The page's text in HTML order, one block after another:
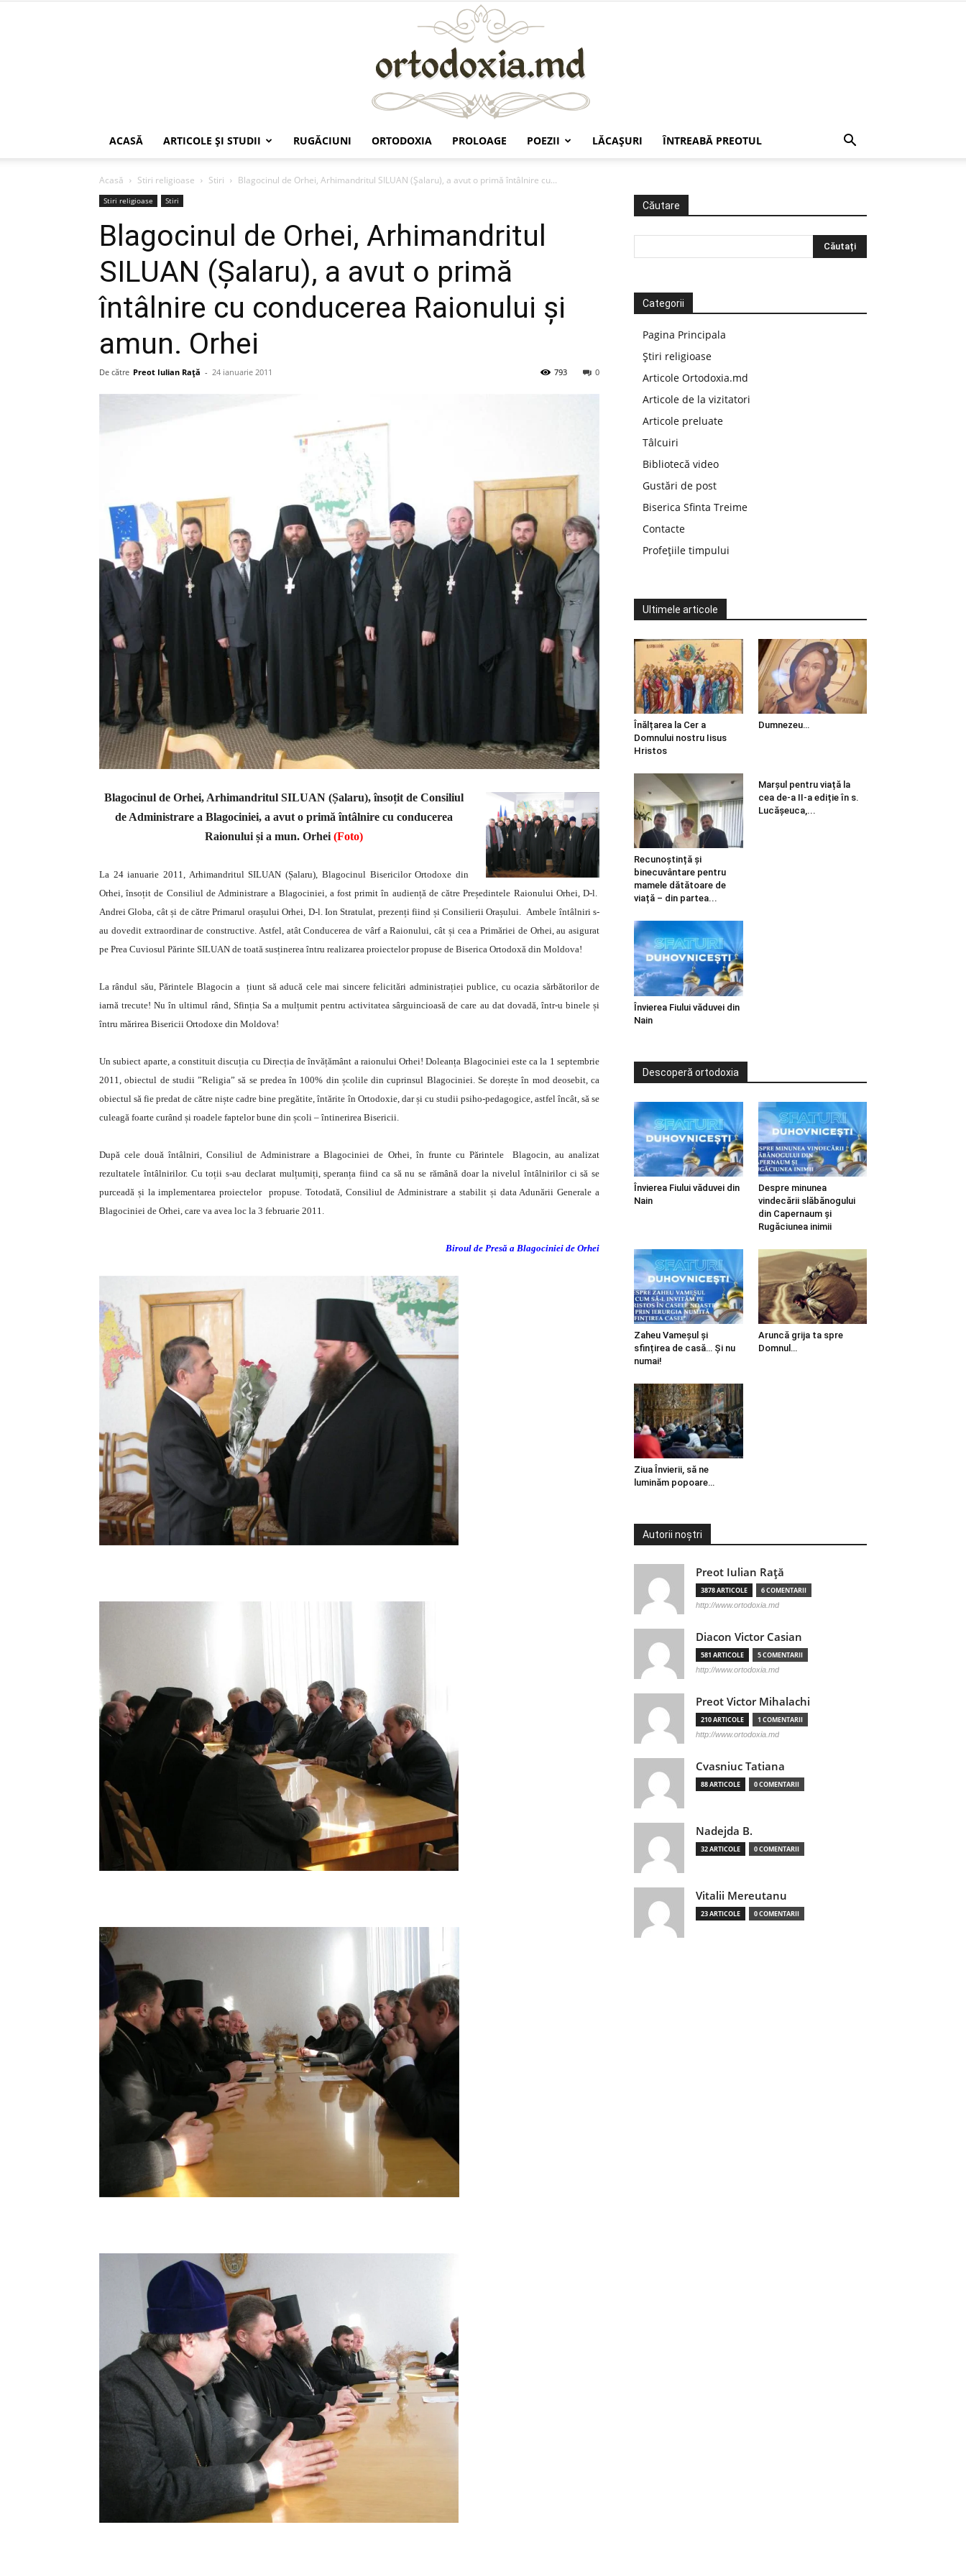
ACASĂ ARTICOLE ŞI STUDII RUGĂCIUNI ORTODOXIA PROLOAGE POEZII LĂCAŞURI ÎNTREABĂ PREOTUL
Acasă Stiri religioase Stiri Blagocinul de Orhei, Arhimandritul SILUAN (Șalaru), a avut o primă întâlnire cu...
Stiri religioase Stiri
Blagocinul de Orhei, Arhimandritul
SILUAN (Șalaru), a avut o primă
întâlnire cu conducerea Raionului și
amun. Orhei
De către Preot Iulian Raţă - 24 ianuarie 2011 0
793
Blagocinul de Orhei, Arhimandritul SILUAN (Șalaru),însoțit de Consiliul
de Administrare a Blagociniei, a avut o primă întâlnire cu conducerea
Raionului și a mun. Orhei (Foto)
La 24 ianuarie 2011, Arhimandritul SILUAN (Șalaru), Blagocinul Bisericilor Ortodoxe din
Orhei, însoțit de Consiliul de Administrare a Blagociniei, a fost primit în audiență de către Președintele Raionului Orhei, D-l.
Andrei Globa, cât și de către Primarul orașului Orhei, D-l. Ion Stratulat, prezenți fiind și Consilierii Orașului. Ambele întâlniri s-
au dovedit extraordinar de constructive. Astfel, atât Conducerea de vârf a Raionului, cât și cea a Primăriei de Orhei, au asigurat
pe Prea Cuviosul Părinte SILUAN de toată susținerea întru realizarea proiectelor propuse de Biserica Ortodoxă din Moldova!
La rândul său, Părintele Blagocin a țiunt să aducă cele mai sincere felicitări administrației publice, cu ocazia sărbătorilor de
iarnă trecute! Nu în ultimul rând, Sfinția Sa a mulțumit pentru activitatea sârguincioasă de care au dat dovadă, într-u binele și
întru mărirea Bisericii Ortodoxe din Moldova!
Un subiect aparte, a constituit discuția cu Direcția de învățământ a raionului Orhei! Doleanța Blagociniei este ca la 1 septembrie
2011, obiectul de studii ”Religia” să se predea în 100% din școlile din cuprinsul Blagociniei. Se dorește în mod deosebit, ca
obiectul să fie predat de către niște cadre bine pregătite, întărite în Ortodoxie, dar și cu studii psiho-pedagogice, astfel încât, să se
culeagă foarte curând și roadele faptelor bune din școli – întinerirea Bisericii.
După cele două întâlniri, Consiliul de Administrare a Blagociniei de Orhei, în frunte cu Părintele Blagocin, au analizat
rezultatele întâlnirilor. Cu toții s-au declarat mulțumiți, speranța fiind ca să nu se rămână doar la nivelul întâlnirilor ci să se
purceadă și la implementarea proiectelor propuse. Totodată, Consiliul de Administrare a stabilit și data Adunării Generale a
Blagociniei de Orhei, care va avea loc la 3 februarie 2011.
Biroul de Presă a Blagociniei de Orhei
Căutare
Categorii
Pagina Principala
Știri religioase
Articole Ortodoxia.md
Articole de la vizitatori
Articole preluate
Tâlcuiri
Bibliotecă video
Gustări de post
Biserica Sfinta Treime
Contacte
Profețiile timpului
Ultimele articole
Înălțarea la Cer a
Domnului nostru Iisus
Hristos
Dumnezeu…
Recunoștință și
binecuvântare pentru
mamele dătătoare de
viață – din partea...
Marșul pentru viață la
cea de-a II-a ediție în s.
Lucășeuca,...
Învierea Fiului văduvei din
Nain
Descoperă ortodoxia
Învierea Fiului văduvei din
Nain
Despre minunea
vindecării slăbănogului
din Capernaum și
Rugăciunea inimii
Zaheu Vameșul și
sfințirea de casă… Și nu
numai!
Aruncă grija ta spre
Domnul…
Ziua Învierii, să ne
luminăm popoare…
Autorii noștri
Preot Iulian Raţă
3878 ARTICOLE 6 COMENTARII
http://www.ortodoxia.md
Diacon Victor Casian
581 ARTICOLE 5 COMENTARII
http://www.ortodoxia.md
Preot Victor Mihalachi
210 ARTICOLE 1 COMENTARII
http://www.ortodoxia.md
Cvasniuc Tatiana
88 ARTICOLE 0 COMENTARII
Nadejda B.
32 ARTICOLE 0 COMENTARII
Vitalii Mereutanu
23 ARTICOLE 0 COMENTARII